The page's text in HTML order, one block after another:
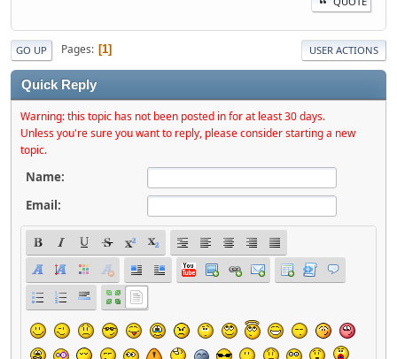
GO UP Pages 1 USER ACTIONS
Quick Reply
Warning: this topic has not been posted in for at least 30 days.
Unless you're sure you want to reply, please consider starting a new
topic.
Name:
Email: